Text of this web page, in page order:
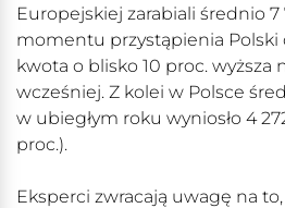
Europejskiej zarabiali średnio 7
momentu przystąpienia Polski
kwota o blisko 10 proc. wyższa
wcześniej. Z kolei w Polsce
w ubiegłym roku wyniosło 4
proc.).
Eksperci zwracają uwagę na